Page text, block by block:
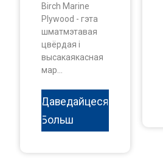
Birch Marine
Plywood - гэта
шматмэтавая
цвёрдая і
высакаякасная
мар...
Даведайцеся
Больш